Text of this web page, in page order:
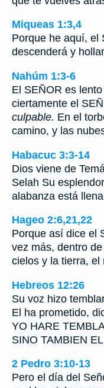
Miqueas 1:3,4
Porque he aquí, el
descenderá y
Nahúm 1:3-6
El SEÑOR es
ciertamente el
culpable. En el
camino, y las
Habacuc 3:3-14
Dios viene de
Selah Su
alabanza está
Hageo 2:6,21,22
Porque así dice el
vez más, dentro
cielos y la tierra,
Hebreos 12:26
Su voz hizo
El ha prometido,
YO HARE
SINO TAMBIEN
2 Pedro 3:10-13
Pero el día del